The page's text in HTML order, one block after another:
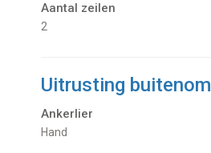
Aantal zeilen
2
Uitrusting buitenom
Ankerlier
Hand